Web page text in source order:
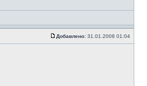
Добавлено: 31.01.2008 01:04